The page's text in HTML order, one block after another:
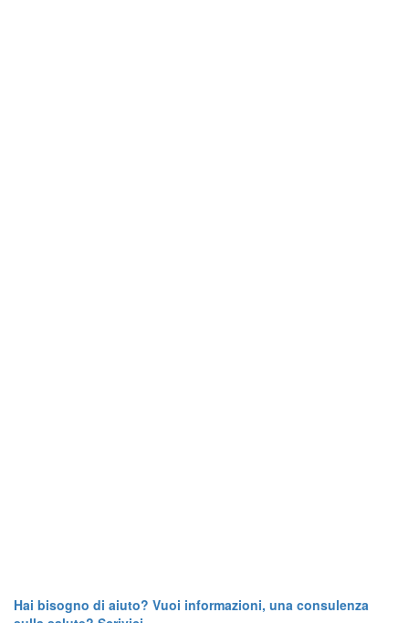
Hai bisogno di aiuto? Vuoi informazioni, una consulenza